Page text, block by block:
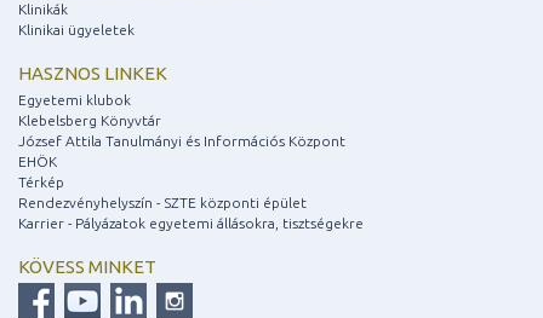
Klinikák
Klinikai ügyeletek
HASZNOS LINKEK
Egyetemi klubok
Klebelsberg Könyvtár
József Attila Tanulmányi és Információs Központ
EHÖK
Térkép
Rendezvényhelyszín - SZTE központi épület
Karrier - Pályázatok egyetemi állásokra, tisztségekre
KÖVESS MINKET